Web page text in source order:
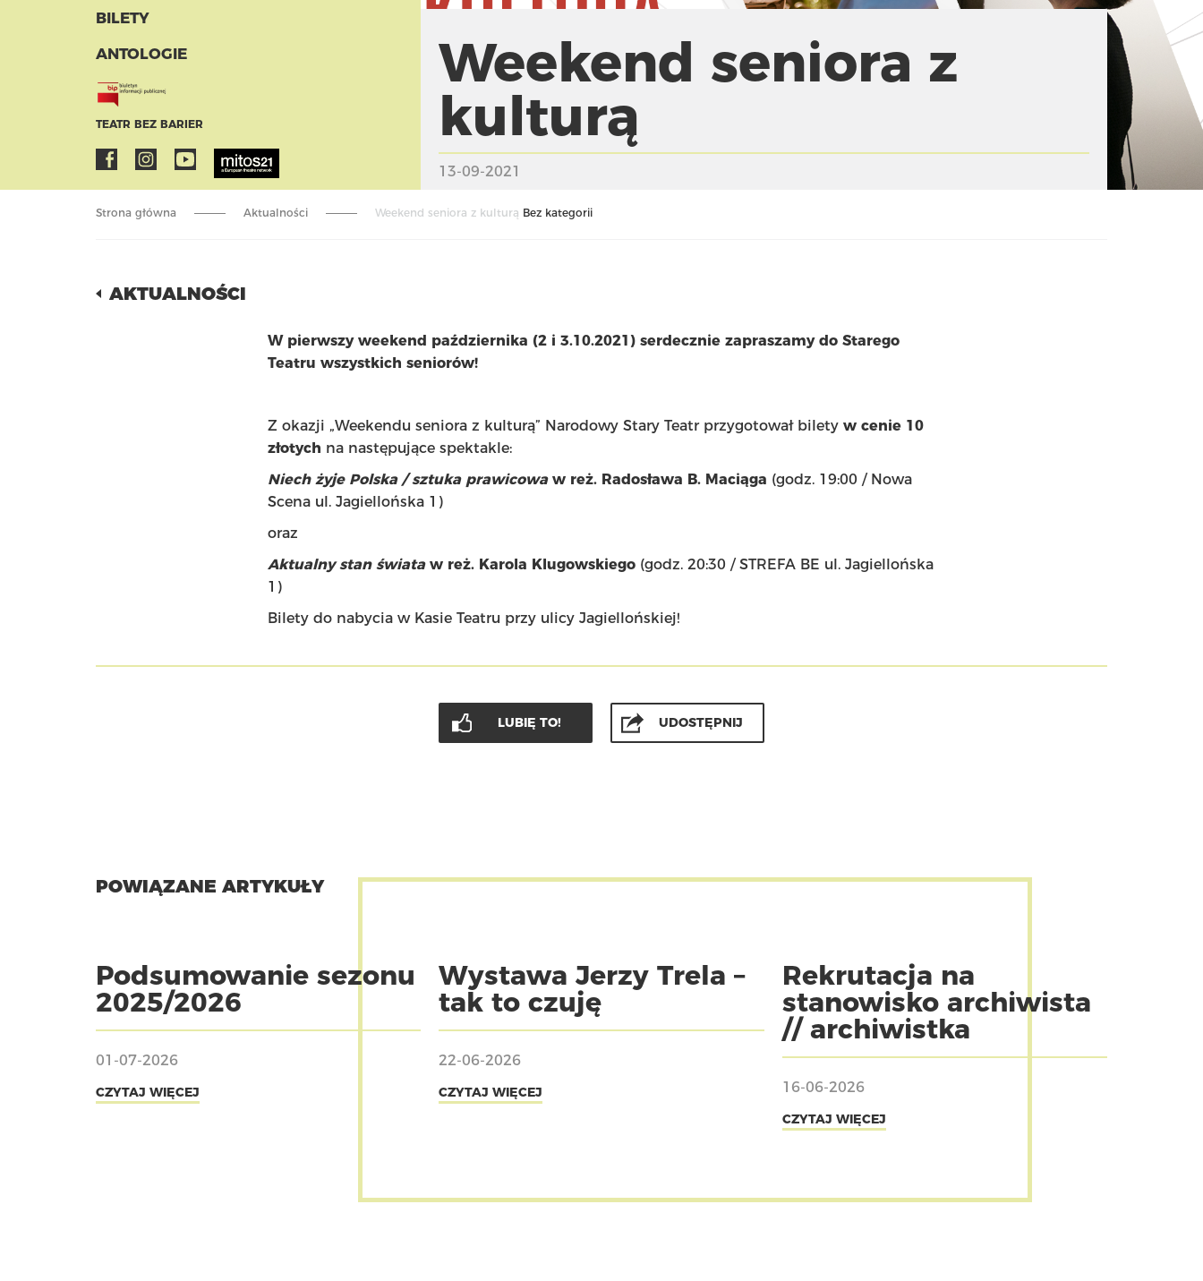
BILETY
ANTOLOGIE
TEATR BEZ BARIER
Weekend seniora z
kulturą
13-09-2021
Strona główna Bez kategorii
Aktualności Weekend seniora z kulturą
AKTUALNOŚCI
W pierwszy weekend października (2 i 3.10.2021) serdecznie zapraszamy do Starego
Teatru wszystkich seniorów!
Z okazji „Weekendu seniora z kulturą” Narodowy Stary Teatr przygotował bilety w cenie 10
złotych na następujące spektakle:
Niech żyje Polska / sztuka prawicowaw reż. Radosława B. Maciąga (godz. 19:00 / Nowa
Scena ul. Jagiellońska 1)
oraz
Aktualny stan świataw reż. Karola Klugowskiego(godz. 20:30 / STREFA BE ul. Jagiellońska
1)
Bilety do nabycia w Kasie Teatru przy ulicy Jagiellońskiej!
LUBIĘ TO! UDOSTĘPNIJ
POWIĄZANE ARTYKUŁY
Podsumowanie sezonu
2025/2026
01-07-2026
CZYTAJ WIĘCEJ
Wystawa Jerzy Trela –
tak to czuję
22-06-2026
CZYTAJ WIĘCEJ
Rekrutacja na
stanowisko archiwista
// archiwistka
16-06-2026
CZYTAJ WIĘCEJ